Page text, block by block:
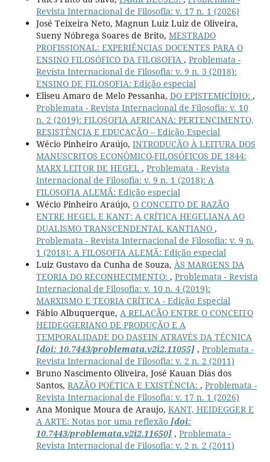
Revista Internacional de Filosofia: v. 17 n. 1 (2026)
José Teixeira Neto, Magnun Luiz Luiz de Oliveira,
Sueny Nóbrega Soares de Brito, MESTRADO
PROFISSIONAL: EXPERIÊNCIAS DOCENTES PARA O
ENSINO FILOSÓFICO DA FILOSOFIA , Problemata -
Revista Internacional de Filosofia: v. 9 n. 3 (2018):
ENSINO DE FILOSOFIA: Edição especial
Eliseu Amaro de Melo Pessanha, DO EPISTEMICÍDIO: ,
Problemata - Revista Internacional de Filosofia: v. 10
n. 2 (2019): FILOSOFIA AFRICANA: PERTENCIMENTO,
RESISTÊNCIA E EDUCAÇÃO – Edição Especial
Wécio Pinheiro Araújo, INTRODUÇÃO À LEITURA DOS
MANUSCRITOS ECONÔMICO-FILOSÓFICOS DE 1844:
MARX LEITOR DE HEGEL , Problemata - Revista
Internacional de Filosofia: v. 9 n. 1 (2018): A
FILOSOFIA ALEMÃ: Edição especial
Wécio Pinheiro Araújo, O CONCEITO DE RAZÃO
ENTRE HEGEL E KANT: A CRÍTICA HEGELIANA AO
DUALISMO TRANSCENDENTAL KANTIANO ,
Problemata - Revista Internacional de Filosofia: v. 9 n.
1 (2018): A FILOSOFIA ALEMÃ: Edição especial
Luiz Gustavo da Cunha de Souza, ÀS MARGENS DA
TEORIA DO RECONHECIMENTO: , Problemata - Revista
Internacional de Filosofia: v. 10 n. 4 (2019):
MARXISMO E TEORIA CRÍTICA - Edição Especial
Fábio Albuquerque, A RELAÇÃO ENTRE O CONCEITO
HEIDEGGERIANO DE PRODUÇÃO E A
TEMPORALIDADE DO DASEIN ATRAVÉS DA TÉCNICA
[doi: 10.7443/problemata.v2i2.11055], Problemata -
Revista Internacional de Filosofia: v. 2 n. 2 (2011)
Bruno Nascimento Oliveira, José Kauan Dias dos
Santos, RAZÃO POÉTICA E EXISTÊNCIA: , Problemata -
Revista Internacional de Filosofia: v. 17 n. 1 (2026)
Ana Monique Moura de Araujo, KANT, HEIDEGGER E
A ARTE: Notas por uma reflexão [doi:
10.7443/problemata.v2i2.11650], Problemata -
Revista Internacional de Filosofia: v. 2 n. 2 (2011)